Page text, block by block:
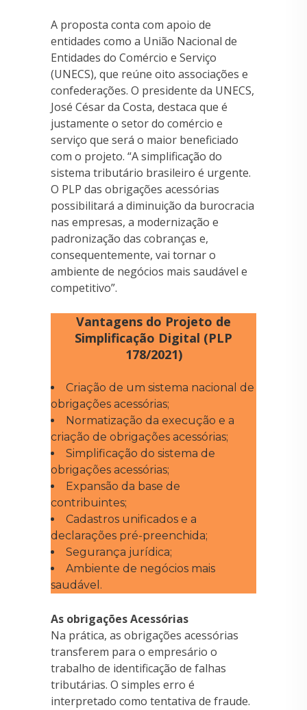
A proposta conta com apoio de
entidades como a União Nacional de
Entidades do Comércio e Serviço
(UNECS), que reúne oito associações e
confederações. O presidente da UNECS,
José César da Costa, destaca que é
justamente o setor do comércio e
serviço que será o maior beneficiado
com o projeto. “A simplificação do
sistema tributário brasileiro é urgente.
O PLP das obrigações acessórias
possibilitará a diminuição da burocracia
nas empresas, a modernização e
padronização das cobranças e,
consequentemente, vai tornar o
ambiente de negócios mais saudável e
competitivo”.
Vantagens do Projeto de
Simplificação Digital (PLP
178/2021)
Criação de um sistema nacional de
obrigações acessórias;
Normatização da execução e a
criação de obrigações acessórias;
Simplificação do sistema de
obrigações acessórias;
Expansão da base de
contribuintes;
Cadastros unificados e a
declarações pré-preenchida;
Segurança jurídica;
Ambiente de negócios mais
saudável.
As obrigações Acessórias
Na prática, as obrigações acessórias
transferem para o empresário o
trabalho de identificação de falhas
tributárias. O simples erro é
interpretado como tentativa de fraude.